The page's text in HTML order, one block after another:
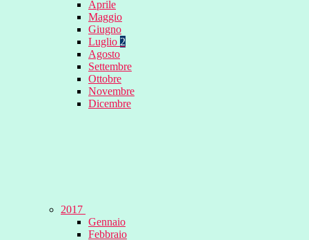
Aprile
Maggio
Giugno
Luglio 2
Agosto
Settembre
Ottobre
Novembre
Dicembre
2017
Gennaio
Febbraio